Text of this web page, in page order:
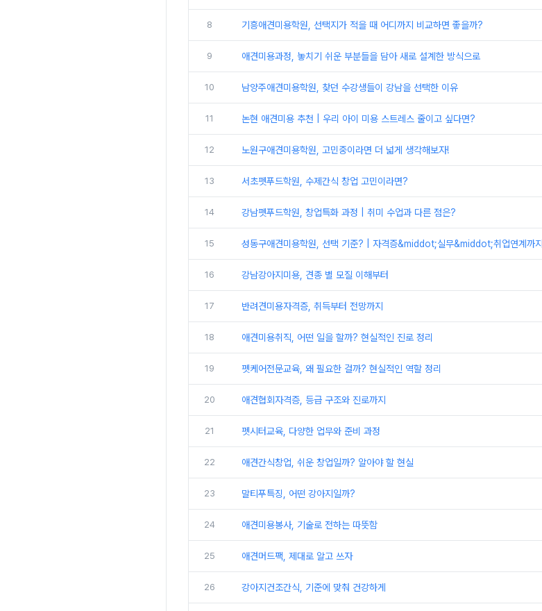
8 기흥애견미용학원, 선택지가 적을 때 어디까지 비교하면 좋을까?
9 애견미용과정, 놓치기 쉬운 부분들을 담아 새로 설계한 방식으로
10 남양주애견미용학원, 찾던 수강생들이 강남을 선택한 이유
11 논현 애견미용 추천 | 우리 아이 미용 스트레스 줄이고 싶다면?
12 노원구애견미용학원, 고민중이라면 더 넓게 생각해보자!
13 서초펫푸드학원, 수제간식 창업 고민이라면?
14 강남펫푸드학원, 창업특화 과정 | 취미 수업과 다른 점은?
15 성동구애견미용학원, 선택 기준? | 자격증&middot;실무&middot;취업연계까지
16 강남강아지미용, 견종 별 모질 이해부터
17 반려견미용자격증, 취득부터 전망까지
18 애견미용취직, 어떤 일을 할까? 현실적인 진로 정리
19 펫케어전문교육, 왜 필요한 걸까? 현실적인 역할 정리
20 애견협회자격증, 등급 구조와 진로까지
21 펫시터교육, 다양한 업무와 준비 과정
22 애견간식창업, 쉬운 창업일까? 알아야 할 현실
23 말티푸특징, 어떤 강아지일까?
24 애견미용봉사, 기술로 전하는 따뜻함
25 애견머드팩, 제대로 알고 쓰자
26 강아지건조간식, 기준에 맞춰 건강하게